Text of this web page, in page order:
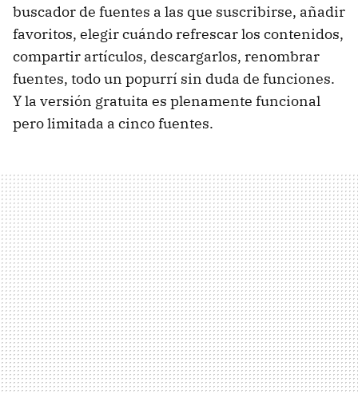
buscador de fuentes a las que suscribirse, añadir
favoritos, elegir cuándo refrescar los contenidos,
compartir artículos, descargarlos, renombrar
fuentes, todo un popurrí sin duda de funciones.
Y la versión gratuita es plenamente funcional
pero limitada a cinco fuentes.